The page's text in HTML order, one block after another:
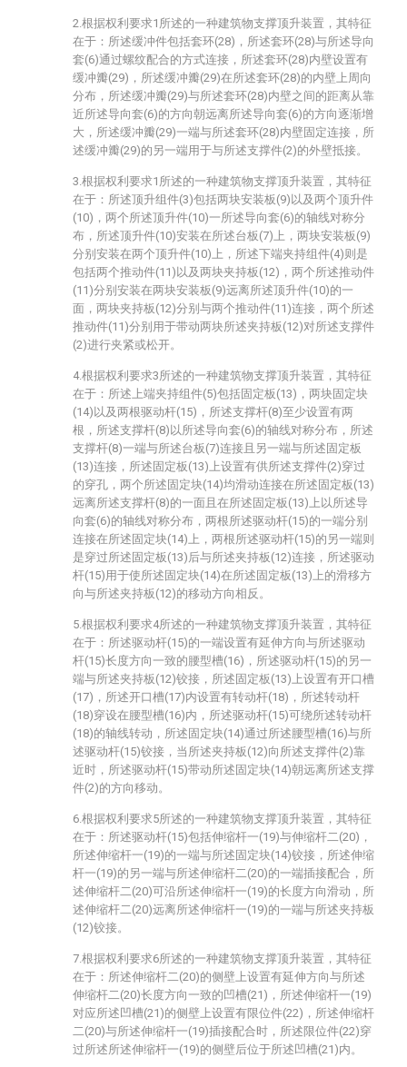
2.根据权利要求1所述的一种建筑物支撑顶升装置，其特征
在于：所述缓冲件包括套环(28)，所述套环(28)与所述导向
套(6)通过螺纹配合的方式连接，所述套环(28)内壁设置有
缓冲瓣(29)，所述缓冲瓣(29)在所述套环(28)的内壁上周向
分布，所述缓冲瓣(29)与所述套环(28)内壁之间的距离从靠
近所述导向套(6)的方向朝远离所述导向套(6)的方向逐渐增
大，所述缓冲瓣(29)一端与所述套环(28)内壁固定连接，所
述缓冲瓣(29)的另一端用于与所述支撑件(2)的外壁抵接。
3.根据权利要求1所述的一种建筑物支撑顶升装置，其特征
在于：所述顶升组件(3)包括两块安装板(9)以及两个顶升件
(10)，两个所述顶升件(10)一所述导向套(6)的轴线对称分
布，所述顶升件(10)安装在所述台板(7)上，两块安装板(9)
分别安装在两个顶升件(10)上，所述下端夹持组件(4)则是
包括两个推动件(11)以及两块夹持板(12)，两个所述推动件
(11)分别安装在两块安装板(9)远离所述顶升件(10)的一
面，两块夹持板(12)分别与两个推动件(11)连接，两个所述
推动件(11)分别用于带动两块所述夹持板(12)对所述支撑件
(2)进行夹紧或松开。
4.根据权利要求3所述的一种建筑物支撑顶升装置，其特征
在于：所述上端夹持组件(5)包括固定板(13)，两块固定块
(14)以及两根驱动杆(15)，所述支撑杆(8)至少设置有两
根，所述支撑杆(8)以所述导向套(6)的轴线对称分布，所述
支撑杆(8)一端与所述台板(7)连接且另一端与所述固定板
(13)连接，所述固定板(13)上设置有供所述支撑件(2)穿过
的穿孔，两个所述固定块(14)均滑动连接在所述固定板(13)
远离所述支撑杆(8)的一面且在所述固定板(13)上以所述导
向套(6)的轴线对称分布，两根所述驱动杆(15)的一端分别
连接在所述固定块(14)上，两根所述驱动杆(15)的另一端则
是穿过所述固定板(13)后与所述夹持板(12)连接，所述驱动
杆(15)用于使所述固定块(14)在所述固定板(13)上的滑移方
向与所述夹持板(12)的移动方向相反。
5.根据权利要求4所述的一种建筑物支撑顶升装置，其特征
在于：所述驱动杆(15)的一端设置有延伸方向与所述驱动
杆(15)长度方向一致的腰型槽(16)，所述驱动杆(15)的另一
端与所述夹持板(12)铰接，所述固定板(13)上设置有开口槽
(17)，所述开口槽(17)内设置有转动杆(18)，所述转动杆
(18)穿设在腰型槽(16)内，所述驱动杆(15)可绕所述转动杆
(18)的轴线转动，所述固定块(14)通过所述腰型槽(16)与所
述驱动杆(15)铰接，当所述夹持板(12)向所述支撑件(2)靠
近时，所述驱动杆(15)带动所述固定块(14)朝远离所述支撑
件(2)的方向移动。
6.根据权利要求5所述的一种建筑物支撑顶升装置，其特征
在于：所述驱动杆(15)包括伸缩杆一(19)与伸缩杆二(20)，
所述伸缩杆一(19)的一端与所述固定块(14)铰接，所述伸缩
杆一(19)的另一端与所述伸缩杆二(20)的一端插接配合，所
述伸缩杆二(20)可沿所述伸缩杆一(19)的长度方向滑动，所
述伸缩杆二(20)远离所述伸缩杆一(19)的一端与所述夹持板
(12)铰接。
7.根据权利要求6所述的一种建筑物支撑顶升装置，其特征
在于：所述伸缩杆二(20)的侧壁上设置有延伸方向与所述
伸缩杆二(20)长度方向一致的凹槽(21)，所述伸缩杆一(19)
对应所述凹槽(21)的侧壁上设置有限位件(22)，所述伸缩杆
二(20)与所述伸缩杆一(19)插接配合时，所述限位件(22)穿
过所述所述伸缩杆一(19)的侧壁后位于所述凹槽(21)内。